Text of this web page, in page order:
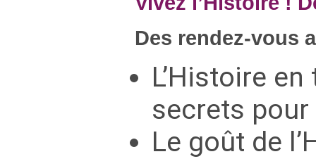
Des rendez-vous
L’Histoire
secrets
Le goût de